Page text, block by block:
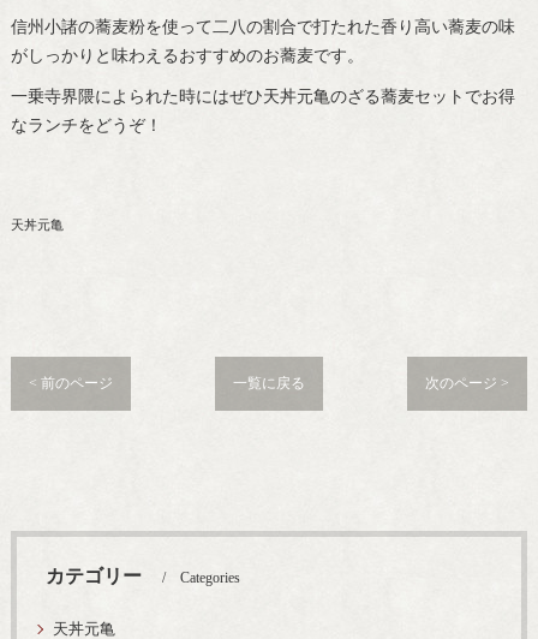
信州小諸の蕎麦粉を使って二八の割合で打たれた香り高い蕎麦の味
がしっかりと味わえるおすすめのお蕎麦です。
一乗寺界隈によられた時にはぜひ天丼元亀のざる蕎麦セットでお得
なランチをどうぞ！
天丼元亀
< 前のページ 一覧に戻る 次のページ >
カテゴリー Categories
天丼元亀